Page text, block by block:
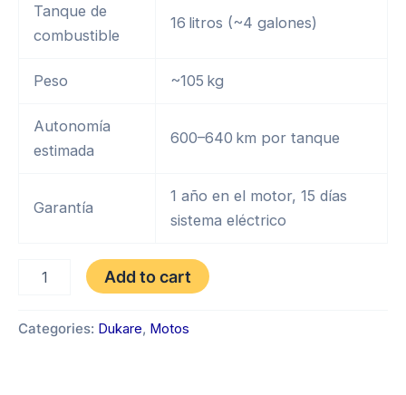
Tanque de
combustible
16 litros (~4 galones)
Peso ~105 kg
Autonomía
estimada
600–640 km por tanque
Garantía
1 año en el motor, 15 días
sistema eléctrico
TIGER
Add to cart
Categories: Dukare, Motos